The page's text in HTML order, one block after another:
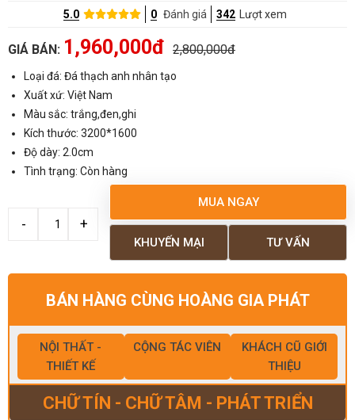
5.0 0 Đánh giá 342 Lượt xem
GIÁ BÁN: 1,960,000đ 2,800,000đ
Loại đá: Đá thạch anh nhân tạo
Xuất xứ: Việt Nam
Màu sắc: trắng,đen,ghi
Kích thước: 3200*1600
Độ dày: 2.0cm
Tình trạng: Còn hàng
MUA NGAY
TƯ VẤN
KHUYẾN MẠI
BÁN HÀNG CÙNG HOÀNG GIA PHÁT
NỘI THẤT -
THIẾT KẾ
CỘNG TÁC VIÊN
KHÁCH CŨ GIỚI
THIỆU
CHỮ TÍN - CHỮ TÂM - PHÁT TRIỂN